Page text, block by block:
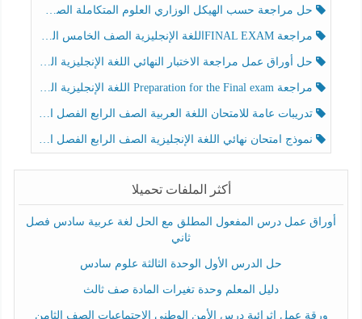
حل مراجعة حسب الهيكل الوزاري العلوم المتكاملة الصف الخامس عام الفصل الثالث
مراجعة FINAL EXAMاللغة الإنجليزية الصف الخامس الفصل الثالث
حل أوراق عمل مراجعة الاختبار النهائي اللغة الإنجليزية الصف الرابع الفصل الثالث
مراجعة Preparation for the Final exam اللغة الإنجليزية الصف الرابع الفصل الثالث
تدريبات عامة للامتحان اللغة العربية الصف الرابع الفصل الثالث
نموذج امتحان نهائي اللغة الإنجليزية الصف الرابع الفصل الثالث
أكثر الملفات تحميلا
أوراق عمل درس المفعول المطلق مع الحل لغة عربية سادس فصل
ثاني
حل الدرس الأول الوحدة الثالثة علوم سادس
دليل المعلم وحدة تغيرات المادة صف ثالث
ورقة عمل إثرائية درس الأمن الوطني الاجتماعيات الصف الثامن